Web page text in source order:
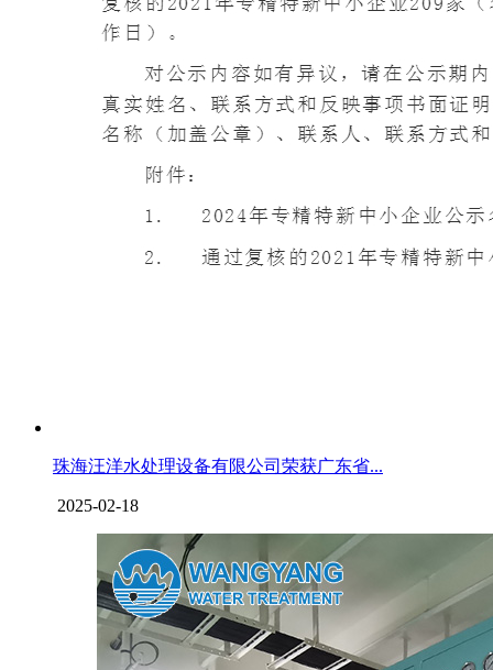
珠海汪洋水处理设备有限公司荣获广东省...
2025-02-18